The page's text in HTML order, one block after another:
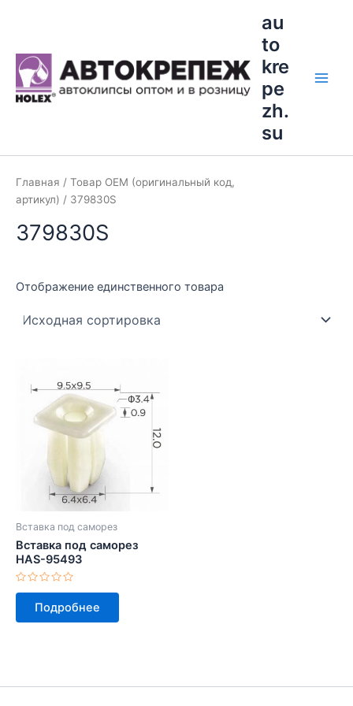
au
to
kre
pe
zh.
su
Главная / Товар OEM (оригинальный код,
артикул) / 379830S
379830S
Отображение единственного товара
Вставка под саморез
Вставка под саморез
HAS-95493
Оценка
5
Подробнее